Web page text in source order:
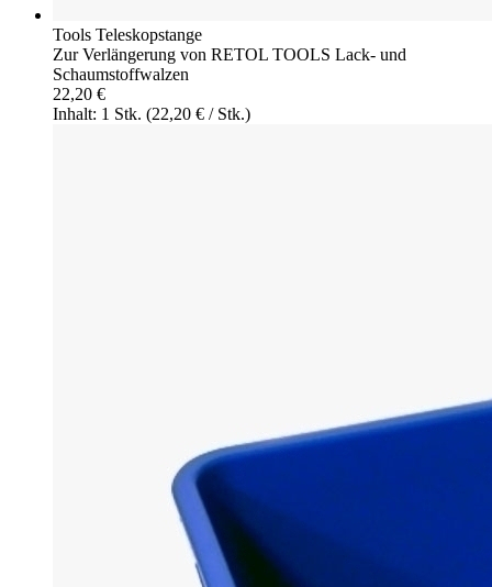
Tools Teleskopstange
Zur Verlängerung von RETOL TOOLS Lack- und
Schaumstoffwalzen
22,20 €
Inhalt: 1 Stk. (22,20 € / Stk.)